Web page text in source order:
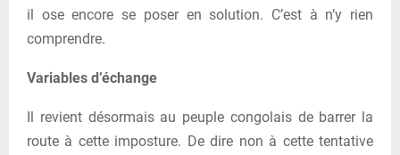
il ose encore se poser en solution. C’est à n’y rien
comprendre.
Variables d’échange
Il revient désormais au peuple congolais de barrer la
route à cette imposture. De dire non à cette tentative